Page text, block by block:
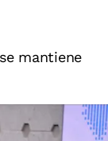
mantiene